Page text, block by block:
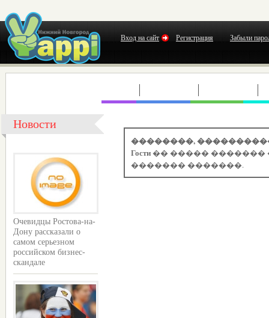
Вход на сайт Регистрация Забыли
Новости
Очевидцы Ростова-на-
Дону рассказали о
самом серьезном
российском бизнес-
скандале
��������,
Гости�� ����� �������
������� �������.